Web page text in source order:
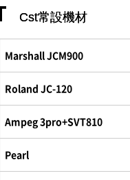
Cst常設機材
Marshall JCM900
Roland JC-120
Ampeg 3pro+SVT810
Pearl